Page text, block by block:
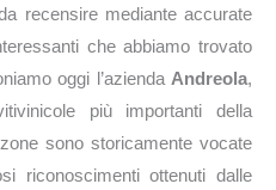
recensire mediante accurate
che abbiamo trovato
oggi l’aziendaAndreola,
più importanti della
sono storicamente vocate
riconoscimenti ottenuti dalle